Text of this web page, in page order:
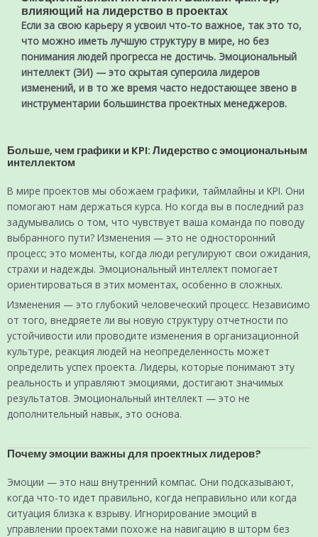
влияющий на лидерство в проектах
Если за свою карьеру я усвоил что-то важное, так это то,
что можно иметь лучшую структуру в мире, но без
понимания людей прогресса не достичь. Эмоциональный
интеллект (ЭИ) — это скрытая суперсила лидеров
изменений, и в то же время часто недостающее звено в
инструментарии большинства проектных менеджеров.
Больше, чем графики и KPI: Лидерство с эмоциональным
интеллектом
В мире проектов мы обожаем графики, таймлайны и KPI. Они
помогают нам держаться курса. Но когда вы в последний раз
задумывались о том, что чувствует ваша команда по поводу
выбранного пути? Изменения — это не односторонний
процесс; это моменты, когда люди регулируют свои ожидания,
страхи и надежды. Эмоциональный интеллект помогает
ориентироваться в этих моментах, особенно в сложных.
Изменения — это глубокий человеческий процесс. Независимо
от того, внедряете ли вы новую структуру отчетности по
устойчивости или проводите изменения в организационной
культуре, реакция людей на неопределенность может
определить успех проекта. Лидеры, которые понимают эту
реальность и управляют эмоциями, достигают значимых
результатов. Эмоциональный интеллект — это не
дополнительный навык, это основа.
Почему эмоции важны для проектных лидеров?
Эмоции — это наш внутренний компас. Они подсказывают,
когда что-то идет правильно, когда неправильно или когда
ситуация близка к взрыву. Игнорирование эмоций в
управлении проектами похоже на навигацию в шторм без